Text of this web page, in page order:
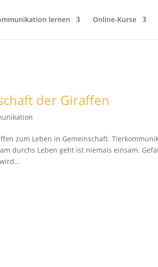
lernen Online-Kurse
der Giraffen
zum Leben in Gemeinschaft.
durchs Leben geht ist niemals einsam.